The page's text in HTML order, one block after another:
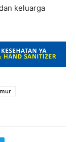
keluarga